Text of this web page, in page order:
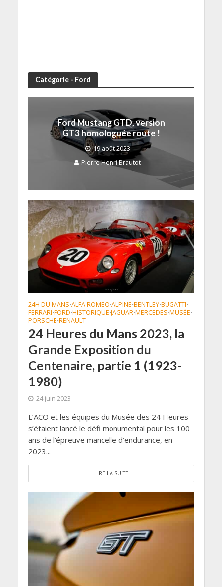
Catégorie - Ford
Ford Mustang GTD, version
GT3 homologuée route !
19 août 2023
Pierre Henri Brautot
24H DU MANS•ALFA ROMEO•ALPINE•BENTLEY•BUGATTI•
FERRARI•FORD•HISTORIQUE•JAGUAR•MERCEDES•MUSÉE•
PORSCHE•RENAULT
24 Heures du Mans 2023, la
Grande Exposition du
Centenaire, partie 1 (1923-
1980)
24 juin 2023
L’ACO et les équipes du Musée des 24 Heures
s’étaient lancé le défi monumental pour les 100
ans de l’épreuve mancelle d’endurance, en
2023...
LIRE LA SUITE